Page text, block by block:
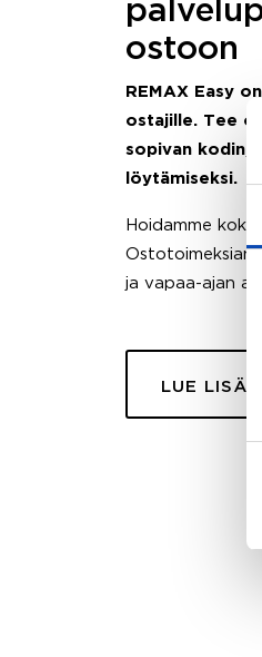
ostoon
REMAX Easy
ostajille. Tee
sopivan kodin,
löytämiseksi.
Hoidamme koko
ja vapaa-ajan
LUE LISÄÄ